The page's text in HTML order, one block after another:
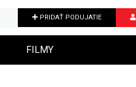
PRIDAŤ PODUJATIE
FILMY